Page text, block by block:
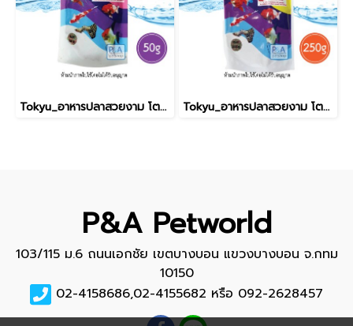
Tokyu_อาหารปลาสวยงาม โตคิว / 50g Tokyu_อาหารปลาสวยงาม โตคิว / 250g
P&A Petworld
103/115 ม.6 ถนนเอกชัย เขตบางบอน แขวงบางบอน จ.กทม
10150
02-4158686,02-4155682 หรือ 092-2628457